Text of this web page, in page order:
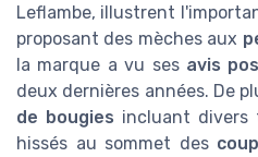
Leflambe, illustrent
proposant des mèches aux
la marque a vu ses avis
deux dernières années. De
de bougies incluant divers
hissés au sommet des